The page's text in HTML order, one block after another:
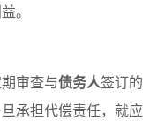
。
审查与债务人签订的
承担代偿责任，就应